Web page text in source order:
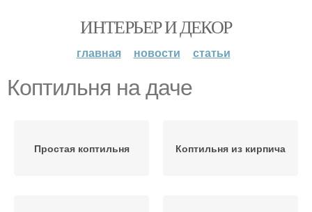
ИНТЕРЬЕР И ДЕКОР
главная новости статьи
Коптильня на даче
Простая коптильня Коптильня из кирпича